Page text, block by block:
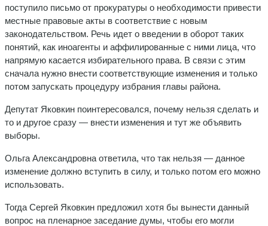
поступило письмо от прокуратуры о необходимости привести
местные правовые акты в соответствие с новым
законодательством. Речь идет о введении в оборот таких
понятий, как иноагенты и аффилированные с ними лица, что
напрямую касается избирательного права. В связи с этим
сначала нужно внести соответствующие изменения и только
потом запускать процедуру избрания главы района.
Депутат Яковкин поинтересовался, почему нельзя сделать и
то и другое сразу — внести изменения и тут же объявить
выборы.
Ольга Александровна ответила, что так нельзя — данное
изменение должно вступить в силу, и только потом его можно
использовать.
Тогда Сергей Яковкин предложил хотя бы вынести данный
вопрос на пленарное заседание думы, чтобы его могли